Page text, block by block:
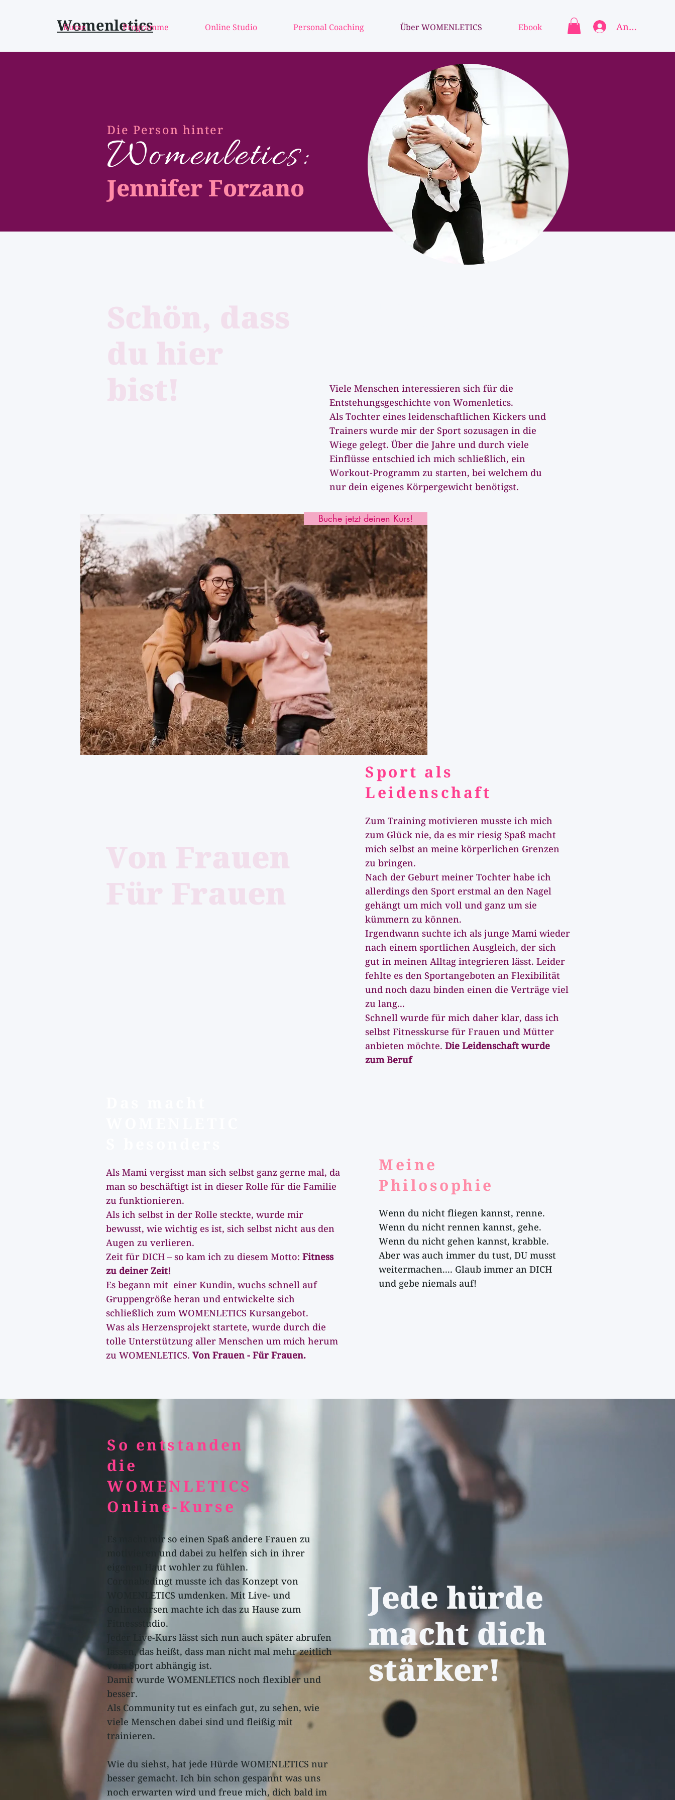
Womenletics
Kurse Programme Online Studio Personal Coaching Über WOMENLETICS Ebook Anmelden
Womenletics:
Jennifer Forzano
Die Person hinter
Viele Menschen interessieren sich für die
Entstehungsgeschichte von Womenletics.
Als Tochter eines leidenschaftlichen Kickers und
Trainers wurde mir der Sport sozusagen in die
Wiege gelegt. Über die Jahre und durch viele
Einflüsse entschied ich mich schließlich, ein
Workout-Programm zu starten, bei welchem du
nur dein eigenes Körpergewicht benötigst.
Buche jetzt deinen Kurs!
Sport als
Leidenschaft
Zum Training motivieren musste ich mich
zum Glück nie, da es mir riesig Spaß macht
mich selbst an meine körperlichen Grenzen
zu bringen.
Nach der Geburt meiner Tochter habe ich
allerdings den Sport erstmal an den Nagel
gehängt um mich voll und ganz um sie
kümmern zu können.
Irgendwann suchte ich als junge Mami wieder
nach einem sportlichen Ausgleich, der sich
gut in meinen Alltag integrieren lässt. Leider
fehlte es den Sportangeboten an Flexibilität
und noch dazu binden einen die Verträge viel
zu lang...
Schnell wurde für mich daher klar, dass ich
selbst Fitnesskurse für Frauen und Mütter
anbieten möchte. Die Leidenschaft wurde
zum Beruf
Schön, dass
du hier
bist!
Als Mami vergisst man sich selbst ganz gerne mal, da
man so beschäftigt ist in dieser Rolle für die Familie
zu funktionieren.
Als ich selbst in der Rolle steckte, wurde mir
bewusst, wie wichtig es ist, sich selbst nicht aus den
Augen zu verlieren.
Zeit für DICH – so kam ich zu diesem Motto: Fitness
zu deiner Zeit!
Es begann mit einer Kundin, wuchs schnell auf
Gruppengröße heran und entwickelte sich
schließlich zum WOMENLETICS Kursangebot.
Was als Herzensprojekt startete, wurde durch die
tolle Unterstützung aller Menschen um mich herum
zu WOMENLETICS. Von Frauen - Für Frauen.
Von Frauen
Für Frauen
Wenn du nicht fliegen kannst, renne.
Wenn du nicht rennen kannst, gehe.
Wenn du nicht gehen kannst, krabble.
Aber was auch immer du tust, DU musst
weitermachen.... Glaub immer an DICH
und gebe niemals auf!
Meine
Philosophie
So entstanden
die
WOMENLETICS
Online-Kurse
Es macht mir so einen Spaß andere Frauen zu
motivieren und dabei zu helfen sich in ihrer
eigenen Haut wohler zu fühlen.
Coronabedingt musste ich das Konzept von
WOMENLETICS umdenken. Mit Live- und
Onlinekursen machte ich das zu Hause zum
Fitnessstudio.
Jeder Live-Kurs lässt sich nun auch später abrufen
lassen, das heißt, dass man nicht mal mehr zeitlich
vom Sport abhängig ist.
Damit wurde WOMENLETICS noch flexibler und
besser.
Als Community tut es einfach gut, zu sehen, wie
viele Menschen dabei sind und fleißig mit
trainieren.
Wie du siehst, hat jede Hürde WOMENLETICS nur
besser gemacht. Ich bin schon gespannt was uns
noch erwarten wird und freue mich, dich bald im
Jede hürde
macht dich
stärker!